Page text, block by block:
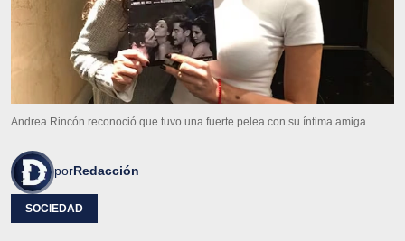
Andrea Rincón reconoció que tuvo una fuerte pelea con su íntima amiga.
porRedacción
SOCIEDAD